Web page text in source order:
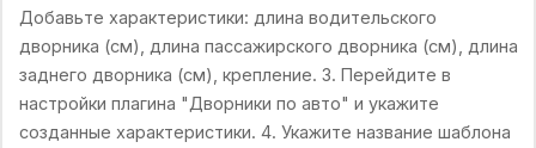
Добавьте характеристики: длина водительского
дворника (см), длина пассажирского дворника (см), длина
заднего дворника (см), крепление. 3. Перейдите в
настройки плагина "Дворники по авто" и укажите
созданные характеристики. 4. Укажите название шаблона